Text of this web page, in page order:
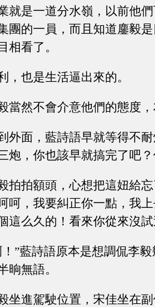
就是一道分水嶺，以前他
團的一員，而且知道鏖毅
相看了。
，也是生活逼出來的。
當然不會介意他們的態度
外面，藍詩語早就等得不
炮，你也該早就搞完了吧
拍拍額頭，心想把這妞給
呵，我要糾正你一點，我
這么久的！看來你從來沒
！”藍詩語原本是想調侃李
晌無語。
坐進駕駛位置，宋佳坐在